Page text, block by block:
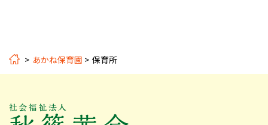
あかね保育園 保育所